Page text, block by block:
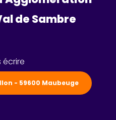
de Sambre
écrire
- 59600 Maubeuge